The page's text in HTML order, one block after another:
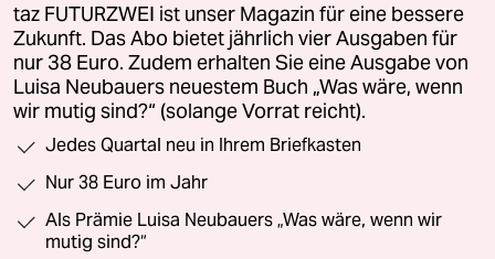
taz FUTURZWEI ist unser Magazin für eine bessere
Zukunft. Das Abo bietet jährlich vier Ausgaben für
nur 38 Euro. Zudem erhalten Sie eine Ausgabe von
Luisa Neubauers neuestem Buch „Was wäre, wenn
wir mutig sind?“ (solange Vorrat reicht).
Jedes Quartal neu in Ihrem Briefkasten
Nur 38 Euro im Jahr
Als Prämie Luisa Neubauers „Was wäre, wenn wir
mutig sind?“